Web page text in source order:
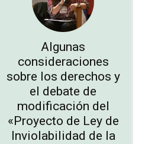
Algunas
consideraciones
sobre los derechos y
el debate de
modificación del
«Proyecto de Ley de
Inviolabilidad de la